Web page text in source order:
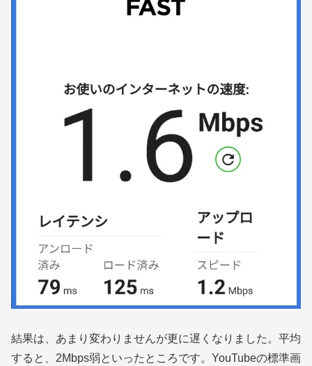
結果は、あまり変わりませんが更に遅くなりました。平均
すると、2Mbps弱といったところです。YouTubeの標準画